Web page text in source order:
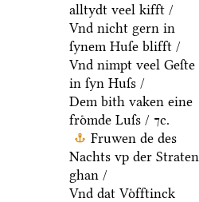
alltydt veel kifft /
Vnd nicht gern in
ſynem Huſe blifft /
Vnd nimpt veel Geſte
in ſyn Huſs /
Dem bith vaken eine
froͤmde Luſs / ⁊c.
Fruwen de des
Nachts vp der Straten
ghan /
Vnd dat Voͤfftinck